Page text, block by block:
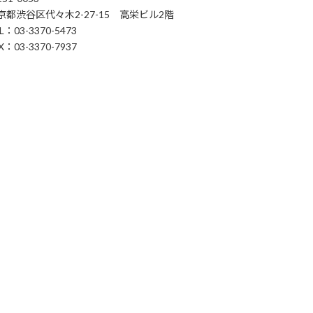
都渋谷区代々木2-27-15 高栄ビル2階
：03-3370-5473
：03-3370-7937